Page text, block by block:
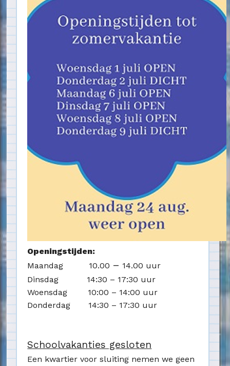
Openingstijden:
Maandag 10.00 – 14.00 uur
Dinsdag 14:30 – 17:30 uur
Woensdag 10:00 – 14:00 uur
Donderdag 14:30 – 17:30 uur
Schoolvakanties gesloten
Een kwartier voor sluiting nemen we geen